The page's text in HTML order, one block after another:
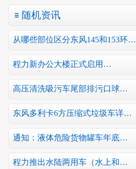
随机资讯
从哪些部位区分东风145和153环…
程力新办公大楼正式启用…
高压清洗吸污车尾部排污口球…
东风多利卡6方压缩式垃圾车详…
通知：液体危险货物罐车年底…
程力推出水陆两用车（水上和…